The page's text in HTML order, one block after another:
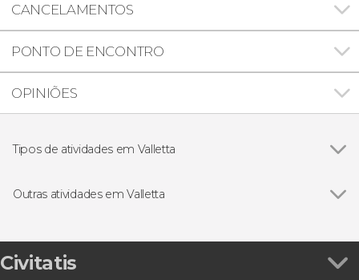
CANCELAMENTOS
PONTO DE ENCONTRO
OPINIÕES
Tipos de atividades em Valletta
Outras atividades em Valletta
por Comino e à Lagoa Azul
Ônibus turístico de Malta
Civitatis